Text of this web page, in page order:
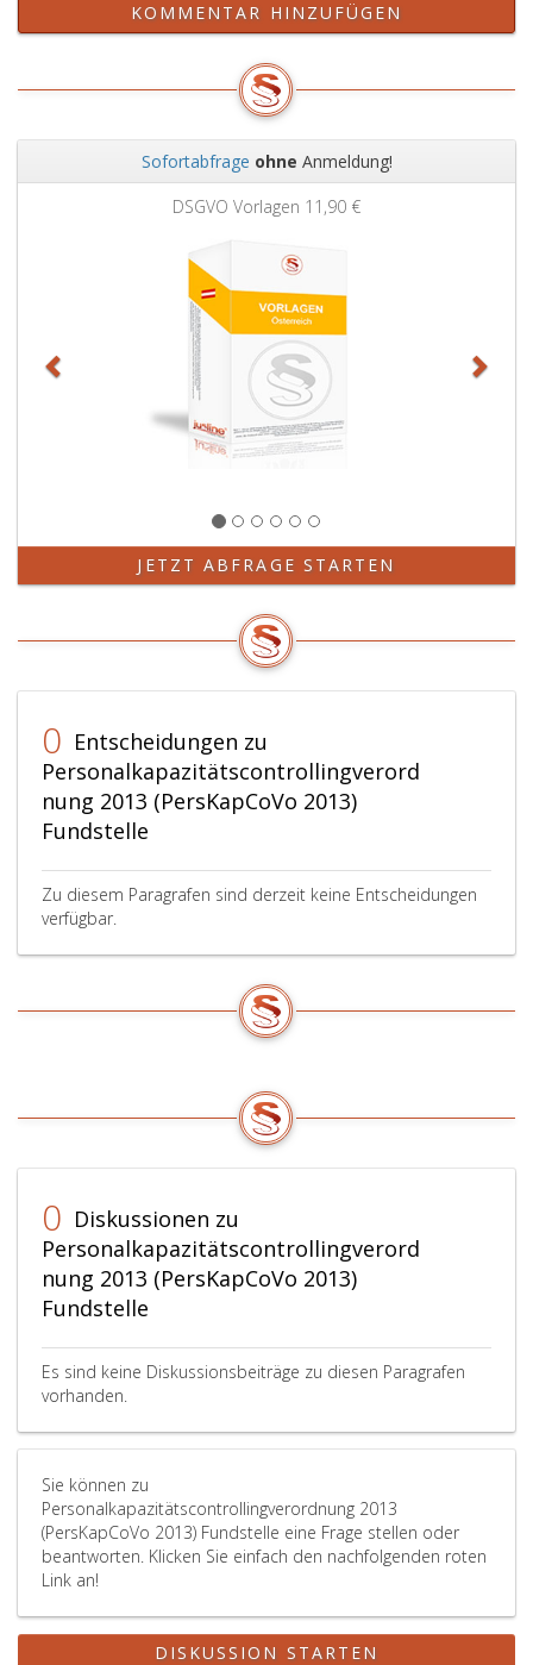
KOMMENTAR HINZUFÜGEN
Sofortabfrage ohne Anmeldung!
DSGVO Vorlagen 11,90 €
JETZT ABFRAGE STARTEN
0 Entscheidungen zu
Personalkapazitätscontrollingverord
nung 2013 (PersKapCoVo 2013)
Fundstelle
Zu diesem Paragrafen sind derzeit keine Entscheidungen
verfügbar.
0 Diskussionen zu
Personalkapazitätscontrollingverord
nung 2013 (PersKapCoVo 2013)
Fundstelle
Es sind keine Diskussionsbeiträge zu diesen Paragrafen
vorhanden.
Sie können zu
Personalkapazitätscontrollingverordnung 2013
(PersKapCoVo 2013) Fundstelle eine Frage stellen oder
beantworten. Klicken Sie einfach den nachfolgenden roten
Link an!
DISKUSSION STARTEN